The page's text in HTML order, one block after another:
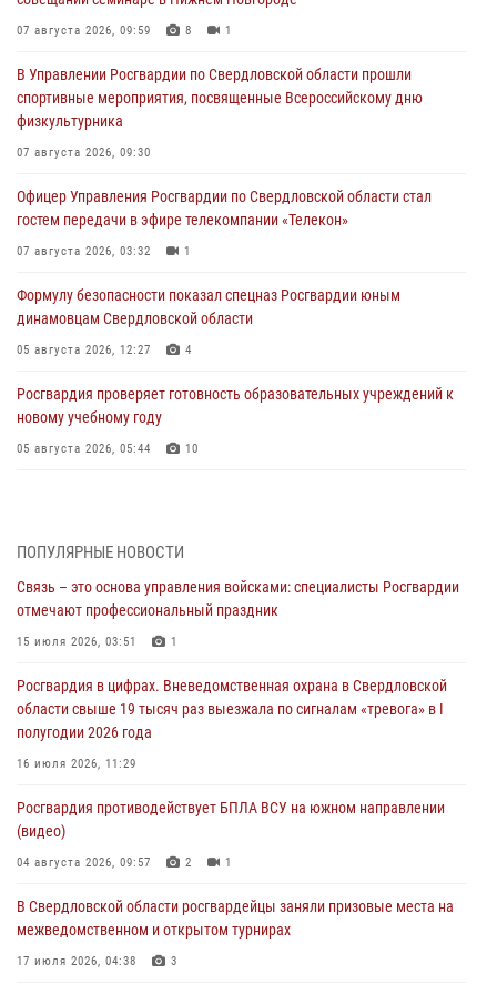
07 августа 2026, 09:59 8 1
В Управлении Росгвардии по Свердловской области прошли
спортивные мероприятия, посвященные Всероссийскому дню
физкультурника
07 августа 2026, 09:30
Офицер Управления Росгвардии по Свердловской области стал
гостем передачи в эфире телекомпании «Телекон»
07 августа 2026, 03:32 1
Формулу безопасности показал спецназ Росгвардии юным
динамовцам Свердловской области
05 августа 2026, 12:27 4
Росгвардия проверяет готовность образовательных учреждений к
новому учебному году
05 августа 2026, 05:44 10
04 августа 2026, 09:57 2
Росгвардия приняла участие в обеспечении безопасности Дня
города в Екатеринбурге
03 августа 2026, 07:43
Росгвардия приняла участие в межведомственном
антитеррористическом учении в Свердловской области
31 июля 2026, 12:27
направлении
31 июля 2026, 06:56
рассказал об итогах работы подразделения в эфире телекомпании
«Телекон»
30 июля 2026, 11:33 1
ПОПУЛЯРНЫЕ НОВОСТИ
Связь – это основа управления войсками: специалисты Росгвардии
отмечают профессиональный праздник
15 июля 2026, 03:51 1
Росгвардия в цифрах. Вневедомственная охрана в Свердловской
области свыше 19 тысяч раз выезжала по сигналам «тревога» в I
полугодии 2026 года
16 июля 2026, 11:29
Росгвардия противодействует БПЛА ВСУ на южном направлении
(видео)
04 августа 2026, 09:57 2 1
В Свердловской области росгвардейцы заняли призовые места на
межведомственном и открытом турнирах
17 июля 2026, 04:38 3